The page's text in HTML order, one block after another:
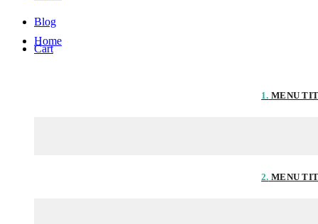
Blog
Cart
Home
1. MENU
2. MENU